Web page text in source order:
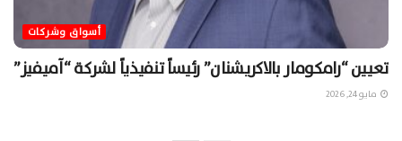
أسواق وشركات
تعيين “رامكومار بالاكريشنان” رئيساً تنفيذياً لشركة “آميفيز”
مايو 24, 2026